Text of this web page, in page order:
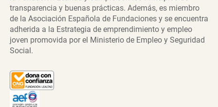
transparencia y buenas prácticas. Además, es miembro
de la Asociación Española de Fundaciones y se encuentra
adherida a la Estrategia de emprendimiento y empleo
joven promovida por el Ministerio de Empleo y Seguridad
Social.